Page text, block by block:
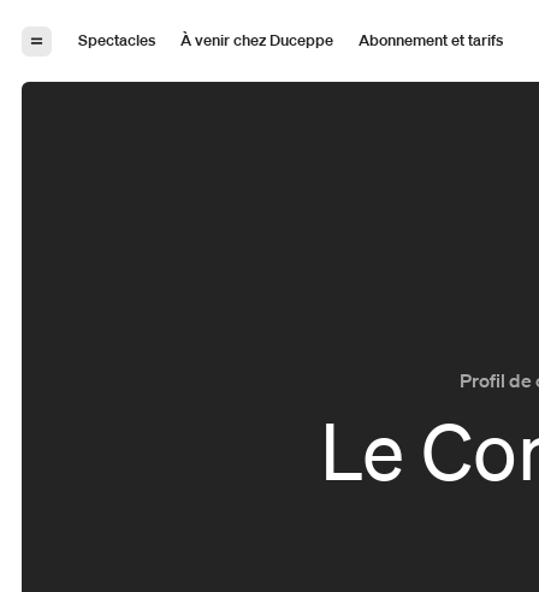
Spectacles
À venir chez Duceppe
Abonnement et tarifs
Profil de
Le